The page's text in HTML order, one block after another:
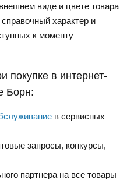
виде и цвете товара
характер и
к моменту
покупке в интернет-
Борн:
в сервисных
запросы, конкурсы,
партнера на все товары